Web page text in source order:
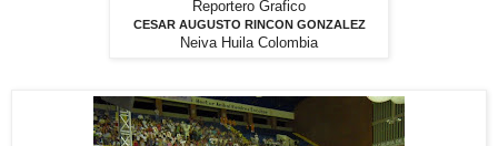
Reportero Grafico
CESAR AUGUSTO RINCON GONZALEZ
Neiva Huila Colombia